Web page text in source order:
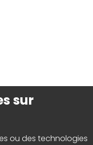
sur
ou des technologies